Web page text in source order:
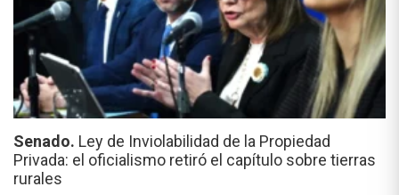
Senado. Ley de Inviolabilidad de la Propiedad
Privada: el oficialismo retiró el capítulo sobre tierras
rurales